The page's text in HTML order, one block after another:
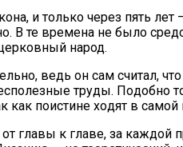
и толь­ко через пять
В те вре­ме­на не бы­ло
на­род.
ведь он сам счи­тал,
тру­ды. По­доб­но
по­ис­ти­не хо­дят в са­мой
гла­вы к гла­ве, за